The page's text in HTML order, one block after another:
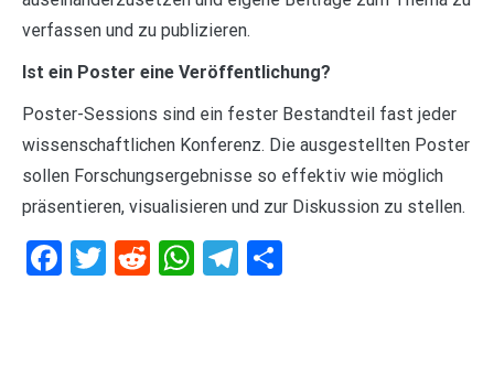
verfassen und zu publizieren.
Ist ein Poster eine Veröffentlichung?
Poster-Sessions sind ein fester Bestandteil fast jeder
wissenschaftlichen Konferenz. Die ausgestellten Poster
sollen Forschungsergebnisse so effektiv wie möglich
präsentieren, visualisieren und zur Diskussion zu stellen.
Facebook
Twitter
RedditWhatsApp
Telegram